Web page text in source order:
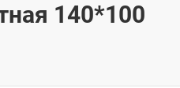
140*100